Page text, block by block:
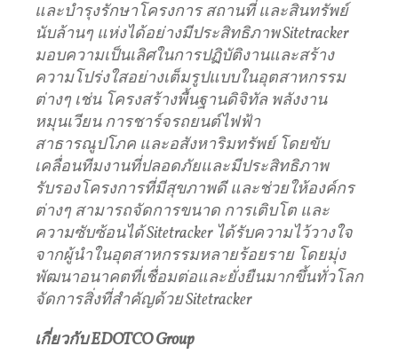
และบำรุงรักษาโครงการ สถานที่ และสินทรัพย์
นับล้านๆ แห่งได้อย่างมีประสิทธิภาพSitetracker
มอบความเป็นเลิศในการปฏิบัติงานและสร้าง
ความโปร่งใสอย่างเต็มรูปแบบในอุตสาหกรรม
ต่างๆ เช่น โครงสร้างพื้นฐานดิจิทัล พลังงาน
หมุนเวียน การชาร์จรถยนต์ไฟฟ้า
สาธารณูปโภค และอสังหาริมทรัพย์ โดยขับ
เคลื่อนทีมงานที่ปลอดภัยและมีประสิทธิภาพ
รับรองโครงการที่มีสุขภาพดี และช่วยให้องค์กร
ต่างๆ สามารถจัดการขนาด การเติบโต และ
ความซับซ้อนได้Sitetracker ได้รับความไว้วางใจ
จากผู้นำในอุตสาหกรรมหลายร้อยราย โดยมุ่ง
พัฒนาอนาคตที่เชื่อมต่อและยั่งยืนมากขึ้นทั่วโลก
จัดการสิ่งที่สำคัญด้วยSitetracker
เกี่ยวกับEDOTCO Group